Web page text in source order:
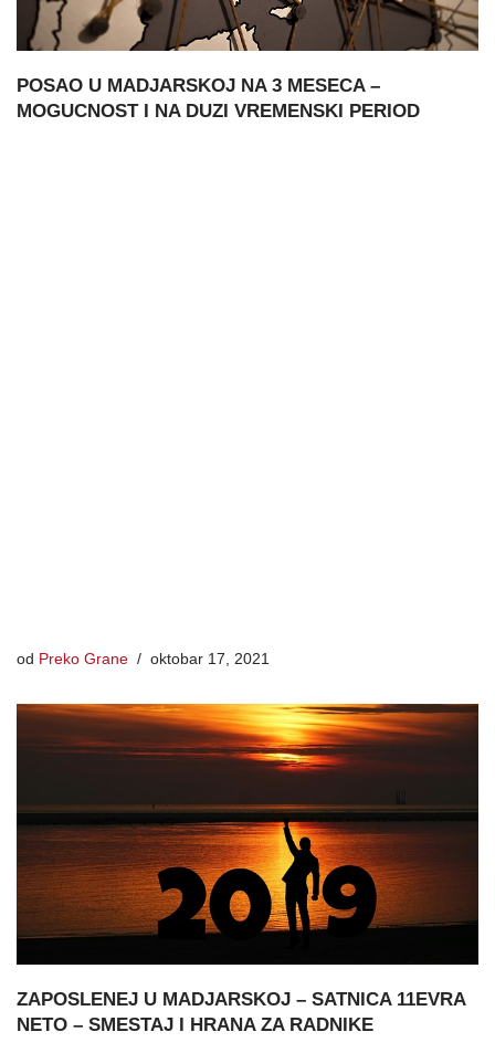
POSAO U MADJARSKOJ NA 3 MESECA –
MOGUCNOST I NA DUZI VREMENSKI PERIOD
od Preko Grane oktobar 17, 2021
ZAPOSLENEJ U MADJARSKOJ – SATNICA 11EVRA
NETO – SMESTAJ I HRANA ZA RADNIKE